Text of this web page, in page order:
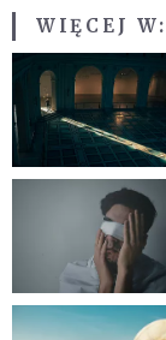
WIĘCEJ W: